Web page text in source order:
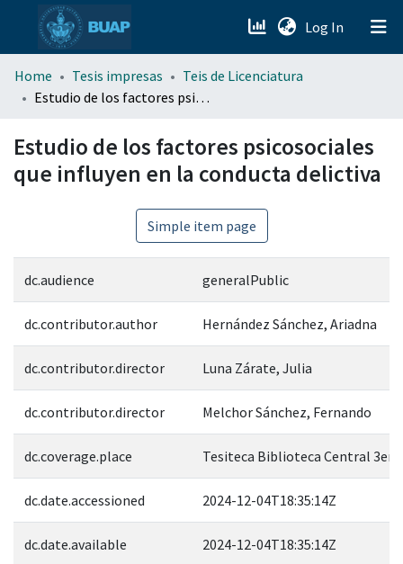
Log In (current)
menu.section.about_menu
Home Tesis impresas
Teis de Licenciatura
Estudio de los factores psicosociales que influyen en la conducta delictiva
Estudio de los factores psicosociales
que influyen en la conducta delictiva
Simple item page
dc.audience generalPublic
dc.contributor.author Hernández Sánchez, Ariadna
dc.contributor.director Luna Zárate, Julia
dc.contributor.director Melchor Sánchez, Fernando
dc.coverage.place Tesiteca Biblioteca Central 3er.
dc.date.accessioned 2024-12-04T18:35:14Z
dc.date.available 2024-12-04T18:35:14Z